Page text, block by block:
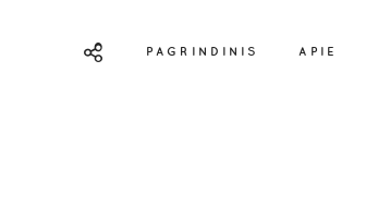
PAGRINDINIS APIE